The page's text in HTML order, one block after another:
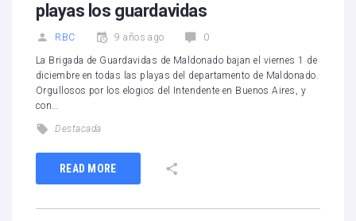
playas los guardavidas
RBC 9 años ago 0
La Brigada de Guardavidas de Maldonado bajan el viernes 1 de
diciembre en todas las playas del departamento de Maldonado.
Orgullosos por los elogios del Intendente en Buenos Aires, y
con…
Destacada
READ MORE